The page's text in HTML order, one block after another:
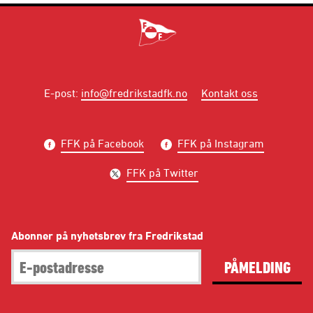
E-post: info@fredrikstadfk.no Kontakt oss
FFK på Facebook FFK på Instagram
FFK på Twitter
Abonner på nyhetsbrev fra Fredrikstad
PÅMELDING